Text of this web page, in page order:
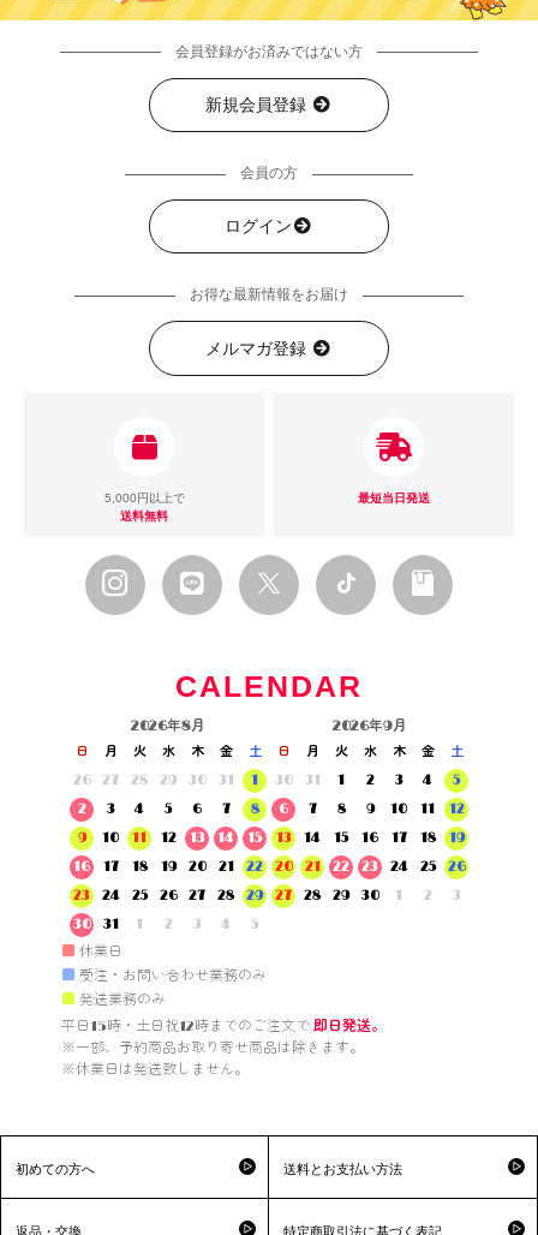
会員登録がお済みではない方
新規会員登録
会員の方
ログイン
お得な最新情報をお届け
メルマガ登録
5,000円以上で
送料無料
最短当日発送
CALENDAR
2026年8月
日 月 火 水 木 金
土
26
27 28 29 30 31
1
2
3 4 5 6 7
8
9
10 11 12 13 14
15
16
17 18 19 20 21
22
23
24 25 26 27 28
29
30
31 1 2 3 4 5
2026年9月
日 月 火 水 木 金
土
30
31 1 2 3 4
5
6
7 8 9 10 11
12
13
14 15 16 17 18
19
20
21 22 23 24 25
26
27
28 29 30 1 2 3
■ 休業日
■ 受注・お問い合わせ業務のみ
■ 発送業務のみ
平日15時・土日祝12時までのご注文で 即日発送。
※一部、予約商品お取り寄せ商品は除きます。
※休業日は発送致しません。
初めての方へ 送料とお支払い方法
返品・交換 特定商取引法に基づく表記